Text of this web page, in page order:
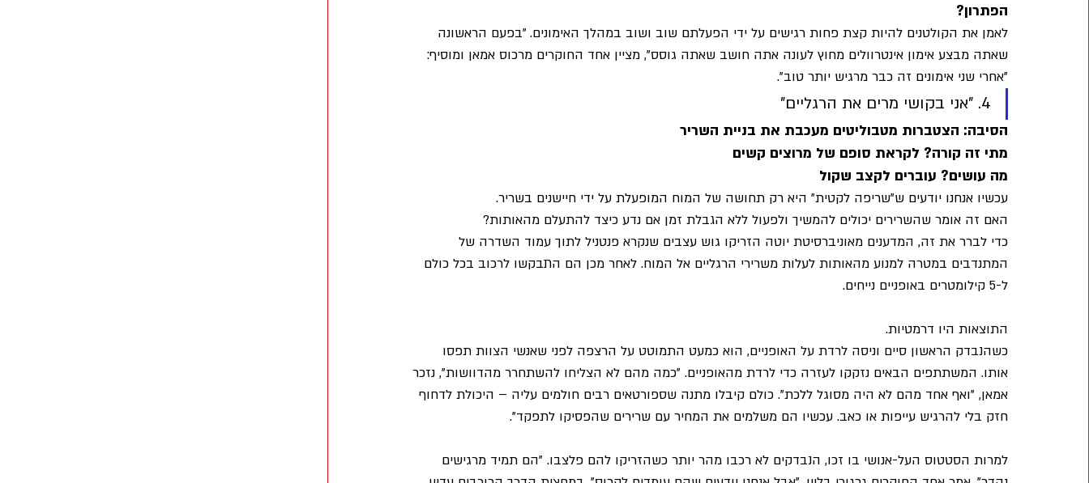
הפתרון?
לאמן את הקולטנים להיות קצת פחות רגישים על ידי הפעלתם שוב ושוב במהלך האימונים. "בפעם הראשונה
שאתה מבצע אימון אינטרוולים מחוץ לעונה אתה חושב שאתה גוסס", מציין אחד החוקרים מרכוס אמאן ומוסיף:
"אחרי שני אימונים זה כבר מרגיש יותר טוב".
4. "אני בקושי מרים את הרגליים"
הסיבה: הצטברות מטבוליטים מעכבת את בניית השריר
מתי זה קורה? לקראת סופם של מרוצים קשים
מה עושים? עוברים לקצב שקול
עכשיו אנחנו יודעים ש"שריפה לקטית" היא רק תחושה של המוח המופעלת על ידי חיישנים בשריר.
האם זה אומר שהשרירים יכולים להמשיך ולפעול ללא הגבלת זמן אם נדע כיצד להתעלם מהאותות?
כדי לברר את זה, המדענים מאוניברסיטת יוטה הזריקו גוש עצבים שנקרא פנטניל לתוך עמוד השדרה של
המתנדבים במטרה למנוע מהאותות לעלות משרירי הרגליים אל המוח. לאחר מכן הם התבקשו לרכוב בכל כולם
ל-5 קילומטרים באופניים נייחים.
התוצאות היו דרמטיות.
כשהנבדק הראשון סיים וניסה לרדת על האופניים, הוא כמעט התמוטט על הרצפה לפני שאנשי הצוות תפסו
אותו. המשתתפים הבאים נזקקו לעזרה כדי לרדת מהאופניים. "כמה מהם לא הצליחו להשתחרר מהדוושות", נזכר
אמאן, "ואף אחד מהם לא היה מסוגל ללכת". כולם קיבלו מתנה שספורטאים רבים חולמים עליה – היכולת לדחוף
חזק בלי להרגיש עייפות או כאב. עכשיו הם משלמים את המחיר עם שרירים שהפסיקו לתפקד".
למרות הסטטוס העל-אנושי בו זכו, הנבדקים לא רכבו מהר יותר כשהזריקו להם פלצבו. "הם תמיד מרגישים